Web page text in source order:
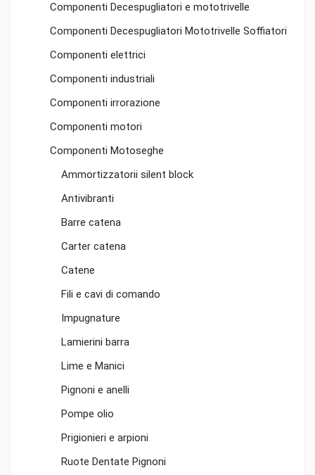
Componenti Decespugliatori e mototrivelle
Componenti Decespugliatori Mototrivelle Soffiatori
Componenti elettrici
Componenti industriali
Componenti irrorazione
Componenti motori
Componenti Motoseghe
Ammortizzatorii silent block
Antivibranti
Barre catena
Carter catena
Catene
Fili e cavi di comando
Impugnature
Lamierini barra
Lime e Manici
Pignoni e anelli
Pompe olio
Prigionieri e arpioni
Ruote Dentate Pignoni